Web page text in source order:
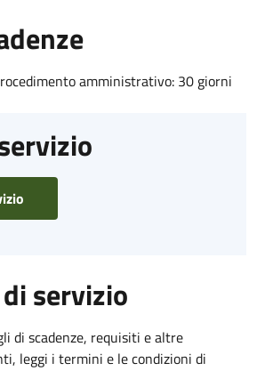
amministrativo: 30 giorni
servizio
di scadenze, requisiti e altre
leggi i termini e le condizioni di